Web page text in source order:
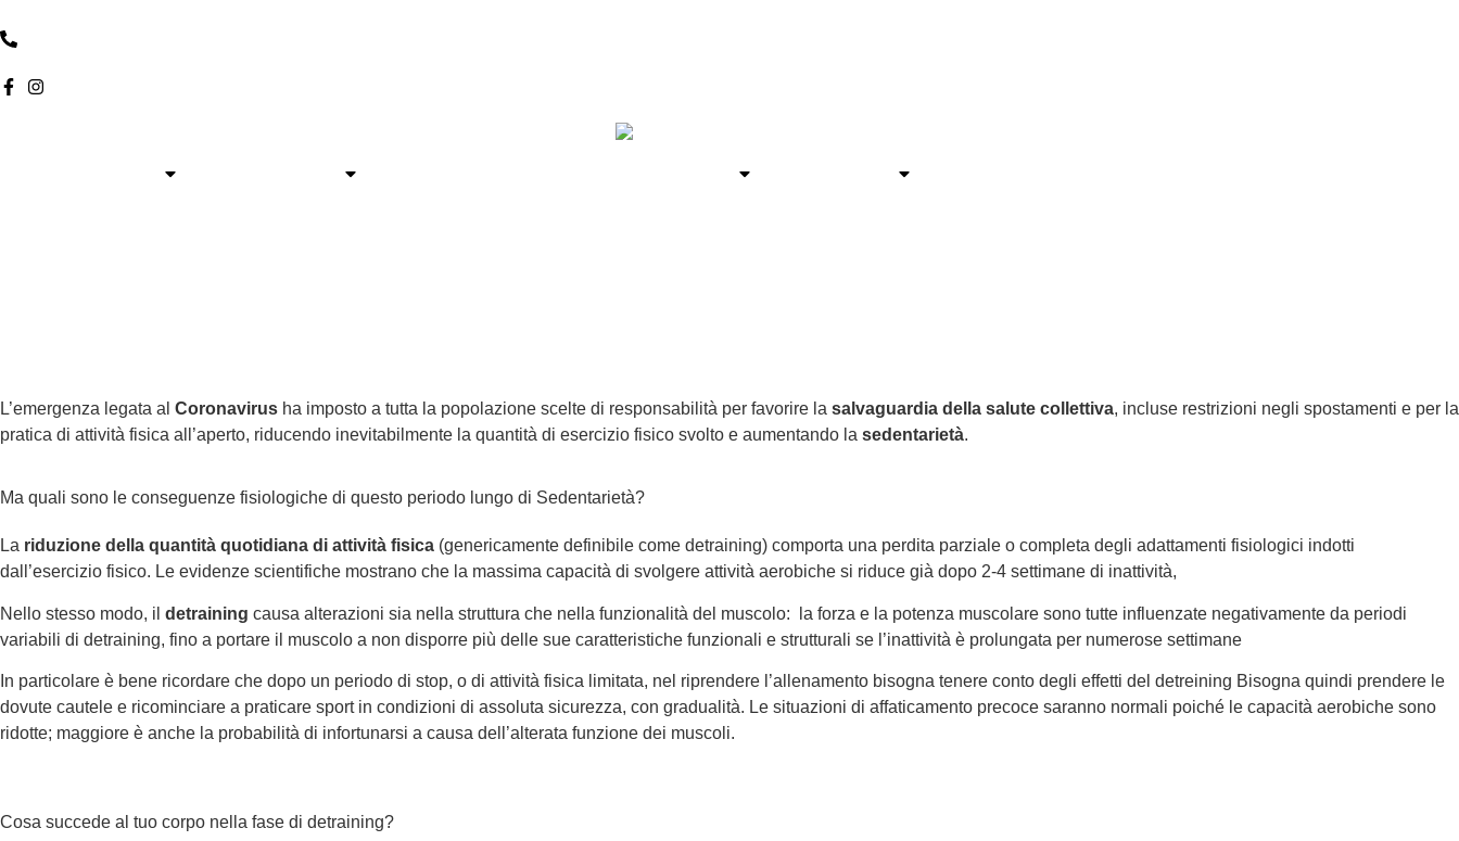
L’emergenza legata al Coronavirus ha imposto a tutta la popolazione scelte di responsabilità per favorire la salvaguardia della salute collettiva, incluse restrizioni negli spostamenti e per la
pratica di attività fisica all’aperto, riducendo inevitabilmente la quantità di esercizio fisico svolto e aumentando la sedentarietà.
Ma quali sono le conseguenze fisiologiche di questo periodo lungo di Sedentarietà?
La riduzione della quantità quotidiana di attività fisica (genericamente definibile come detraining) comporta una perdita parziale o completa degli adattamenti fisiologici indotti
dall’esercizio fisico. Le evidenze scientifiche mostrano che la massima capacità di svolgere attività aerobiche si riduce già dopo 2-4 settimane di inattività,
Nello stesso modo, il detraining causa alterazioni sia nella struttura che nella funzionalità del muscolo: la forza e la potenza muscolare sono tutte influenzate negativamente da periodi
variabili di detraining, fino a portare il muscolo a non disporre più delle sue caratteristiche funzionali e strutturali se l’inattività è prolungata per numerose settimane
In particolare è bene ricordare che dopo un periodo di stop, o di attività fisica limitata, nel riprendere l’allenamento bisogna tenere conto degli effetti del detreining Bisogna quindi prendere le
dovute cautele e ricominciare a praticare sport in condizioni di assoluta sicurezza, con gradualità. Le situazioni di affaticamento precoce saranno normali poiché le capacità aerobiche sono
ridotte; maggiore è anche la probabilità di infortunarsi a causa dell’alterata funzione dei muscoli.
Cosa succede al tuo corpo nella fase di detraining?